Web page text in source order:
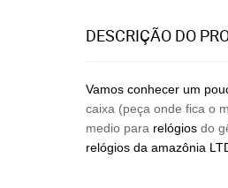
DESCRIÇÃO DO
Vamos conhecer um
caixa (peça onde fica o
medio para relógios do
relógios da amazônia